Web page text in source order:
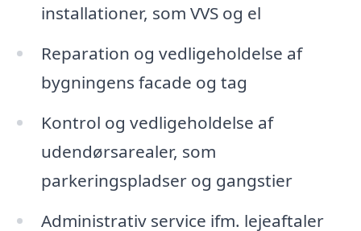
installationer, som VVS og el
Reparation og vedligeholdelse af
bygningens facade og tag
Kontrol og vedligeholdelse af
udendørsarealer, som
parkeringspladser og gangstier
Administrativ service ifm. lejeaftaler